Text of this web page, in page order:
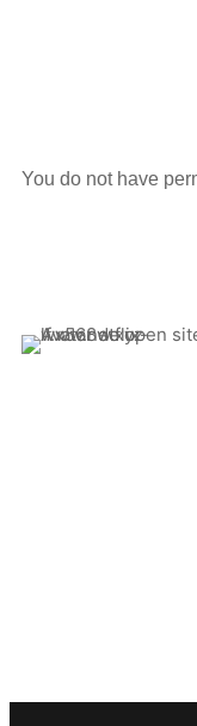
You do not have